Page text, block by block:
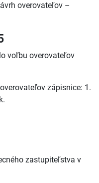
overovateľov –
voľbu overovateľov
zápisnice: 1.
zastupiteľstva v